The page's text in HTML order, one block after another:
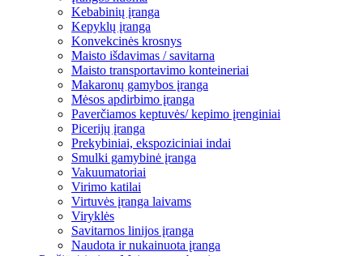
Kebabinių įranga
Kepyklų įranga
Konvekcinės krosnys
Maisto išdavimas / savitarna
Maisto transportavimo konteineriai
Makaronų gamybos įranga
Mėsos apdirbimo įranga
Paverčiamos keptuvės/ kepimo įrenginiai
Picerijų įranga
Prekybiniai, ekspoziciniai indai
Smulki gamybinė įranga
Vakuumatoriai
Virimo katilai
Virtuvės įranga laivams
Viryklės
Savitarnos linijos įranga
Naudota ir nukainuota įranga